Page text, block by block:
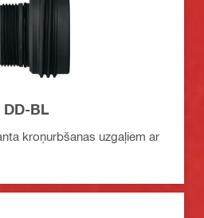
BL
kroņurbšanas uzgaļiem ar